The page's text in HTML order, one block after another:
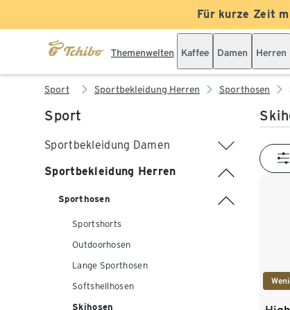
Für kurze Zeit
Themenwelten Kaffee Damen Herren
Sport Sportbekleidung Herren Sporthosen
Sport
Sportbekleidung Damen
Sportbekleidung Herren
Sporthosen
Sportshorts
Outdoorhosen
Lange Sporthosen
Softshellhosen
Skihosen